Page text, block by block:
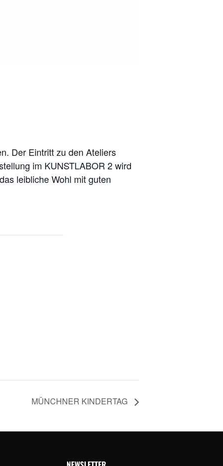
Der Eintritt zu den Ateliers
im KUNSTLABOR 2 wird
leibliche Wohl mit guten
MÜNCHNER KINDERTAG